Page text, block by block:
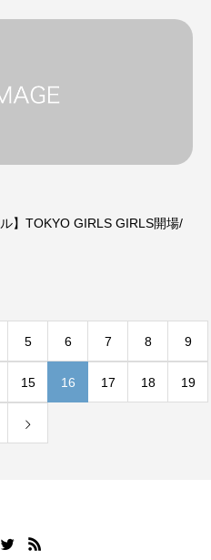
】TOKYO GIRLS GIRLS開場/
5 6 7 8 9
15 16 17 18 19